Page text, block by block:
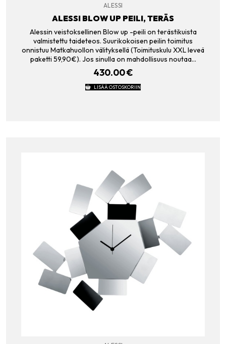
ALESSI
ALESSI BLOW UP PEILI, TERÄS
Alessin veistoksellinen Blow up -peili on terästikuista
valmistettu taideteos. Suurikokoisen peilin toimitus
onnistuu Matkahuollon välityksellä (Toimituskulu XXL leveä
paketti 59,90€). Jos sinulla on mahdollisuus noutaa…
430.00€
LISÄÄ OSTOSKORIIN